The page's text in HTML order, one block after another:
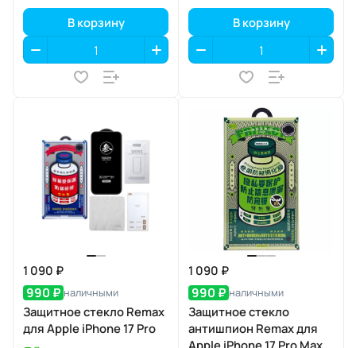
В корзину В корзину
1 090 ₽
990 ₽ наличными
Защитное стекло Remax
для Apple iPhone 17 Pro
1 090 ₽
990 ₽ наличными
Защитное стекло
антишпион Remax для